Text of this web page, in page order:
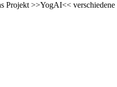
Projekt >>YogAI<< verschiedene